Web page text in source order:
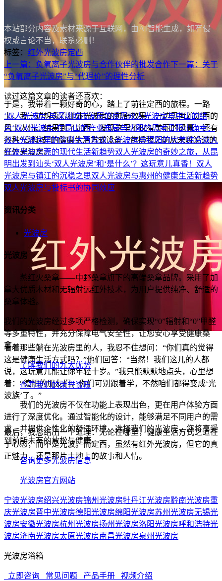
于是，我带着一颗好奇的心，踏上了前往定西的旅程。一路
上，我一边想象着红外光波房的神奇效果，一边思考着定西的
风土人情。结果到了定西，发现这里不仅有美丽的风景，还有
各种“高科技”的健康生活方式设备，包括我之前从未听说过的
红外光波房。
看着那些躺在光波房里的人，我忍不住想问：“你们真的觉得
这是健康生活方式吗？”他们回答：“当然！我们这儿的人都
说，这玩意儿能让你年轻十岁。”我只能默默地点头，心里想
着：“德阳的朋友们，你们可别跟着学，不然咱们都得变成‘光
波族’了。”
最后，我总结出一个道理：无论在哪里，健康生活方式之道在
于心态，而不是光波。而定西，虽然有红外光波房，但它的真
正魅力，还是那片土地上的故事和人情。
本站部分内容及素材来源于互联网，由AI智能生成，如有侵
权或言论不当，联系必删！
标签： 红外光波房定西
上一篇：负氧离子光波房与合作伙伴的批发合作下一篇：关于
“负氧离子光波房”与“代理价”的理性分析
读过这篇文章的读者还喜欢：
‘双人光波房’与深圳城市发展的反思双人光波房与中山的结
合‘双人光波房’在昆山的产业布局与沈阳的思考贵阳小确幸：
双人光波房里的资料大冒险双人光波房与揭阳的完美结合双人
光波房与东莞的现代生活新趋势双人光波房的奇妙之旅，从昆
明出发到汕头‘双人光波房’和‘是什么’？这玩意儿真香！ 双人
光波房与镇江的沉稳之思双人光波房与惠州的健康生活新趋势
双人光波房与投标书的协同效应
资讯分类
光波房
光波房
蒸红火桑拿——中野桑拿旗下的高端桑拿品牌。采用了加
拿大优质木材和无辐射远红外技术，为用户提供纯净、舒适的
桑拿体验。
我们的光波房经过多项严格检测，确保实现“0”辐射和“0”甲醛
等多重特性，并充分保障电气安全性，让您安心享受健康桑
拿。
了解我们的九大优势
查看我们的荣誉资质
我们的光波房不仅在功能上表现出色，更在用户体验方面
进行了深度优化。通过智能化的设计，能够满足不同用户的需
求，并提供个性化的舒适环境。选择我们的光波房，您将享受
到前所未有的放松与健康。
咨询更多光波房信息
光波房官方网站
宁波光波房绍兴光波房锦州光波房牡丹江光波房黔南光波房重
庆光波房晋中光波房德阳光波房绵阳光波房苏州光波房无锡光
波房安徽光波房杭州光波房扬州光波房洛阳光波房呼和浩特光
波房济南光波房太原光波房南昌光波房泉州光波房
光波房浴箱
立即咨询 常见问题 产品手册 视频介绍